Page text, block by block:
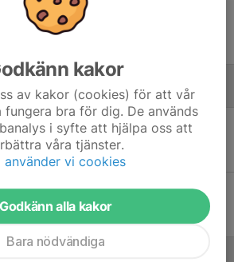
IF P13 Lag Blå - Lindö FF
United BK 2013 U
Arena B
P2013 Stegeborgs IF P... - Lindö FF
kakor
av kakor (cookies) för att vår
fungera bra för dig. De används
i syfte att hjälpa oss att
våra tjänster.
använder vi cookies
Godkänn alla kakor
Bara nödvändiga